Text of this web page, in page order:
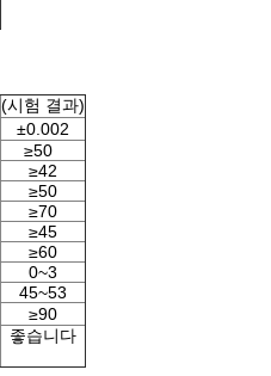
(시험 결과)
±0.002
≥50
≥42
≥50
≥70
≥45
≥60
0~3
45~53
≥90
좋습니다